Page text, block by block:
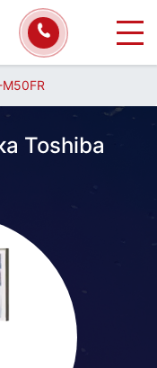
M50FR
Toshiba